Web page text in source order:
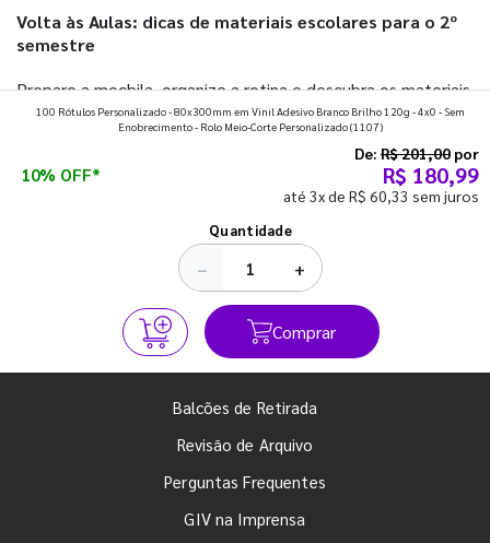
Volta às Aulas: dicas de materiais escolares para o 2º
semestre
Prepare a mochila, organize a rotina e descubra os materiais
que fazem toda diferença para começar o segundo
100 Rótulos Personalizado - 80x300mm em Vinil Adesivo Branco Brilho 120g - 4x0 - Sem
Enobrecimento - Rolo Meio-Corte Personalizado(1107)
10% OFF*
De: R$ 201,00 por
R$ 180,99
até 3x de R$ 60,33 sem juros
Quantidade
− +
Comprar
Balcões de Retirada
Revisão de Arquivo
Perguntas Frequentes
GIV na Imprensa